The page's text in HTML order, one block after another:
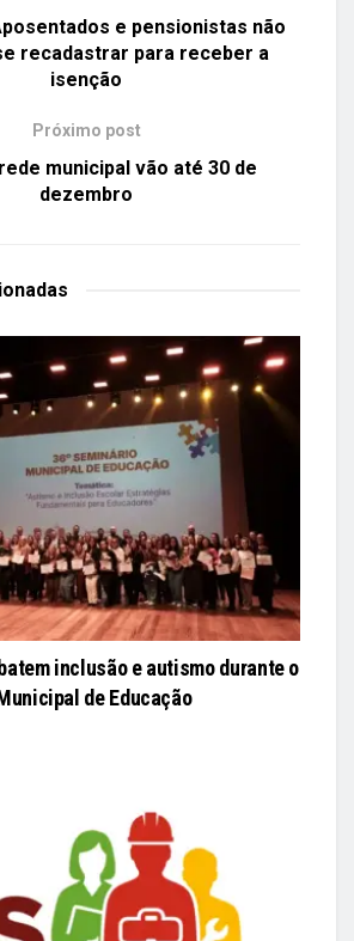
e pensionistas não
recadastrar para receber a
isenção
Próximo post
municipal vão até 30 de
dezembro
inclusão e autismo durante o
de Educação